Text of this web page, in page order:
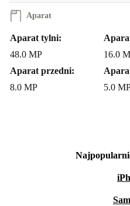
Aparat
Aparat tylni:
48.0 MP
Aparat przedni:
8.0 MP
16.0
5.0